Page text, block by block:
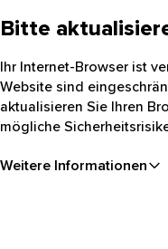
Bitte
Ihr Internet-Browser ist
Website sind
aktualisieren Sie Ihren
mögliche
Weitere Informationen